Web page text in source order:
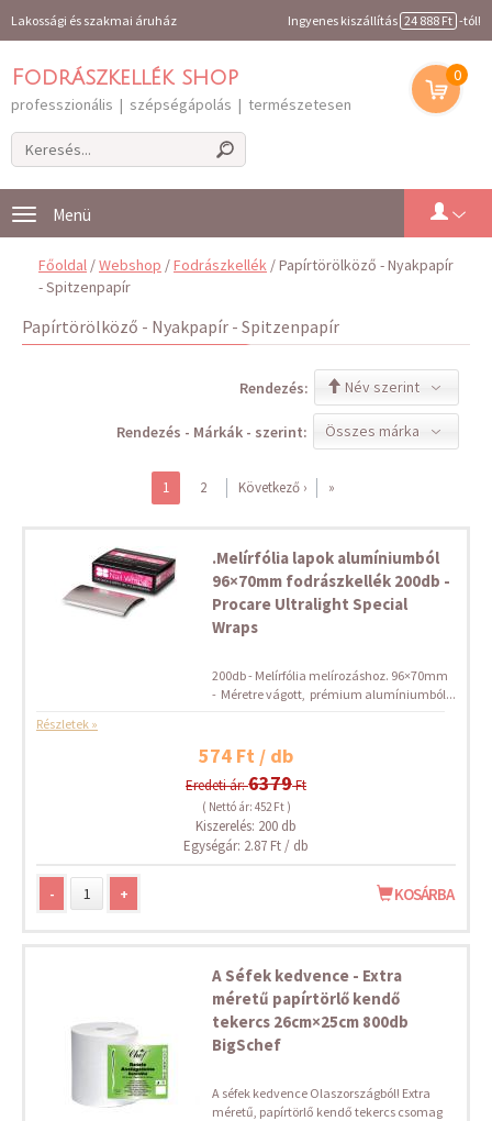
Lakossági és szakmai áruház Ingyenes kiszállítás 24 888 Ft -tól!
Fodrászkellék shop
professzionális | szépségápolás | természetesen
0
Toggle
navigation
Főoldal /Webshop /Fodrászkellék / Papírtörölköző - Nyakpapír
- Spitzenpapír
Papírtörölköző - Nyakpapír - Spitzenpapír
Név szerint
Rendezés:
Összes márka
Rendezés - Márkák - szerint:
1 2 Következő › »
.Melírfólia lapok alumíniumból
96×70mm fodrászkellék 200db -
Procare Ultralight Special
Wraps
200db - Melírfólia melírozáshoz. 96×70mm
- Méretre vágott, prémium alumíniumból...
Részletek »
574 Ft / db
Eredeti ár:6379Ft
( Nettó ár: 452 Ft )
Kiszerelés: 200 db
Egységár: 2.87 Ft / db
- + KOSÁRBA
A Séfek kedvence - Extra
méretű papírtörlő kendő
tekercs 26cm×25cm 800db
BigSchef
A séfek kedvence Olaszországból! Extra
méretű, papírtörlő kendő tekercs csomag